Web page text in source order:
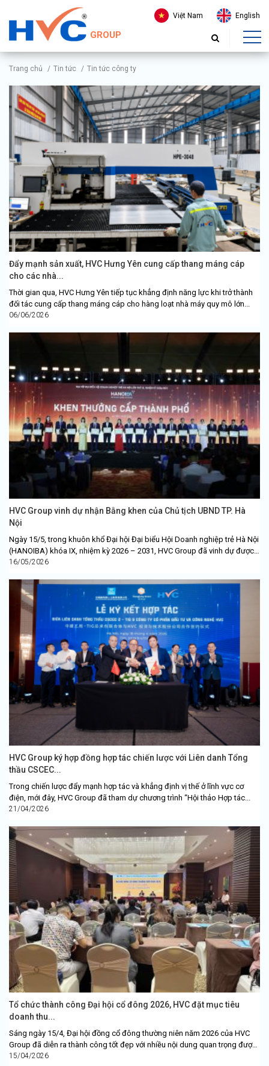
GROUP
Việt Nam English
Trang chủ / Tin tức / Tin tức công ty
Đẩy mạnh sản xuất, HVC Hưng Yên cung cấp thang máng cáp
cho các nhà...
Thời gian qua, HVC Hưng Yên tiếp tục khẳng định năng lực khi trở thành
đối tác cung cấp thang máng cáp cho hàng loạt nhà máy quy mô lớn...
06/06/2026
HVC Group vinh dự nhận Bằng khen của Chủ tịch UBND TP. Hà
Nội
Ngày 15/5, trong khuôn khổ Đại hội Đại biểu Hội Doanh nghiệp trẻ Hà Nội
(HANOIBA) khóa IX, nhiệm kỳ 2026 – 2031, HVC Group đã vinh dự được
Chủ...
16/05/2026
HVC Group ký hợp đồng hợp tác chiến lược với Liên danh Tổng
thầu CSCEC...
Trong chiến lược đẩy mạnh hợp tác và khẳng định vị thế ở lĩnh vực cơ
điện, mới đây, HVC Group đã tham dự chương trình “Hội thảo Hợp tác...
21/04/2026
Tổ chức thành công Đại hội cổ đông 2026, HVC đặt mục tiêu
doanh thu...
Sáng ngày 15/4, Đại hội đồng cổ đông thường niên năm 2026 của HVC
Group đã diễn ra thành công tốt đẹp với nhiều nội dung quan trọng được
thông...
15/04/2026